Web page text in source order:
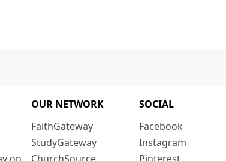
OUR NETWORK
FaithGateway
StudyGateway
SOCIAL
Facebook
Instagram